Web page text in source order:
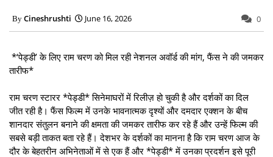
Cineshrushti June 16, 2026 0
*‘पेड्डी’ के लिए राम चरण को मिल रही नेशनल अवॉर्ड की मांग, फैंस ने की जमकर
तारीफ*
राम चरण स्टारर *पेड्डी* सिनेमाघरों में रिलीज़ हो चुकी है और दर्शकों का दिल
जीत रही है। फैंस फिल्म में उनके भावनात्मक दृश्यों और दमदार एक्शन के बीच
शानदार संतुलन बनाने की क्षमता की जमकर तारीफ कर रहे हैं और उन्हें फिल्म की
सबसे बड़ी ताकत बता रहे हैं। देशभर के दर्शकों का मानना है कि राम चरण आज के
दौर के बेहतरीन अभिनेताओं में से एक हैं और *पेड्डी* में उनका प्रदर्शन इसे पूरी